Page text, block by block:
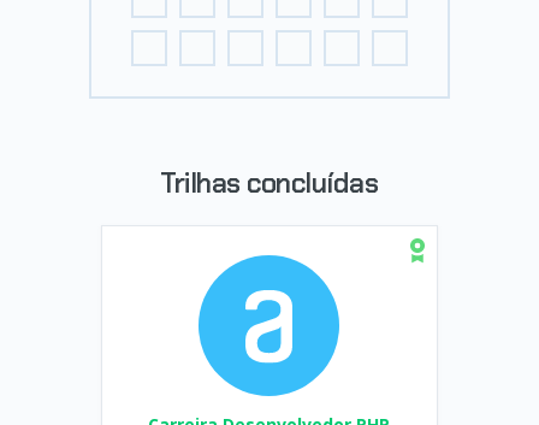
Trilhas concluídas